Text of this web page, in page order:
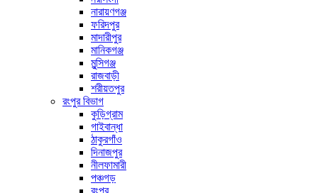
নারায়ণগঞ্জ
ফরিদপুর
মাদারীপুর
মানিকগঞ্জ
মুন্সিগঞ্জ
রাজবাড়ী
শরীয়তপুর
রংপুর বিভাগ
কুড়িগ্রাম
গাইবান্ধা
ঠাকুরগাঁও
দিনাজপুর
নীলফামারী
পঞ্চগড়
রংপুর